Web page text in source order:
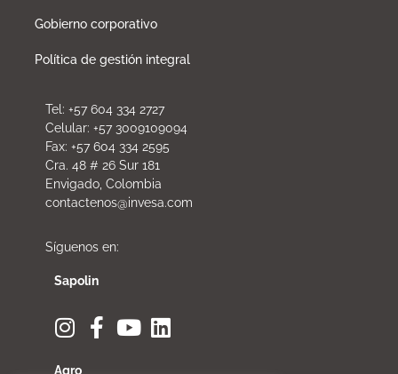
Gobierno corporativo
Política de gestión integral
Tel: +57 604 334 2727
Celular: +57 3009109094
Fax: +57 604 334 2595
Cra. 48 # 26 Sur 181
Envigado, Colombia
contactenos@invesa.com
Síguenos en:
Sapolin
Agro